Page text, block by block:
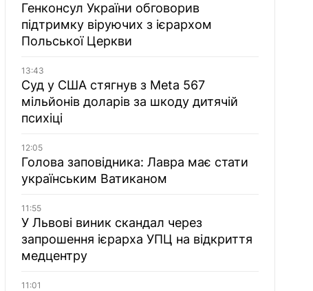
Генконсул України обговорив
підтримку віруючих з ієрархом
Польської Церкви
13:43
Суд у США стягнув з Meta 567
мільйонів доларів за шкоду дитячій
психіці
12:05
Голова заповідника: Лавра має стати
українським Ватиканом
11:55
У Львові виник скандал через
запрошення ієрарха УПЦ на відкриття
медцентру
11:01